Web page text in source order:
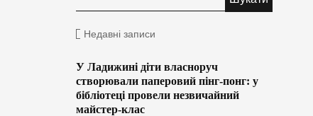
Недавні записи
У Ладижині діти власноруч
створювали паперовий пінг-понг: у
бібліотеці провели незвичайний
майстер-клас